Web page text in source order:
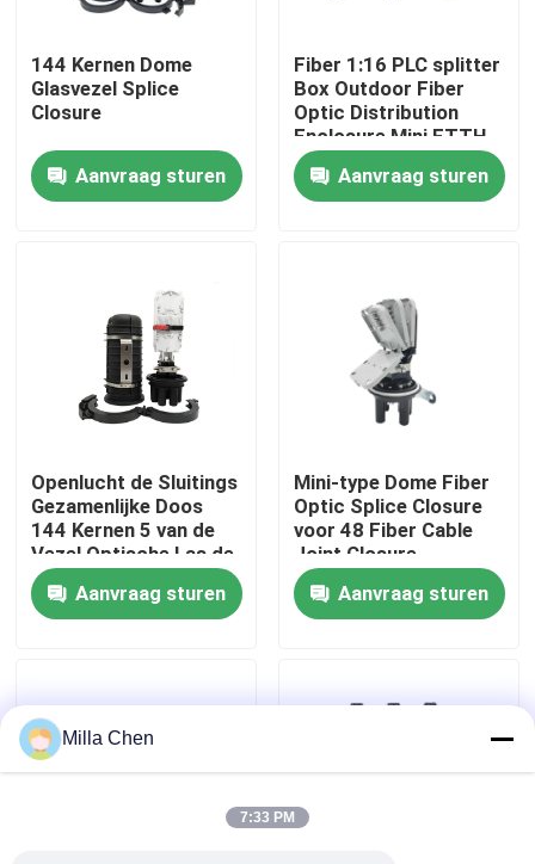
Huis
Ongeveer ons
Fabrieksreis
Kwaliteitscontrole
Contacteer ons
Nieuws
Gevallen
Verzoek om een Citaat
144 Kernen Dome
Glasvezel Splice
Closure
Aanvraag sturen
Fiber 1:16 PLC splitter
Box Outdoor Fiber
Optic Distribution
Enclosure Mini FTTH
Termination Box cajas
nap box IP65
Aanvraag sturen
Openlucht de Sluitings
Gezamenlijke Doos
144 Kernen 5 van de
Vezel Optische Las de
Hitte van de Havenspp
Koepel krimpt
Verbinding
Aanvraag sturen
Mini-type Dome Fiber
Optic Splice Closure
voor 48 Fiber Cable
Joint Closure
Aanvraag sturen
Milla Chen
7:33 PM